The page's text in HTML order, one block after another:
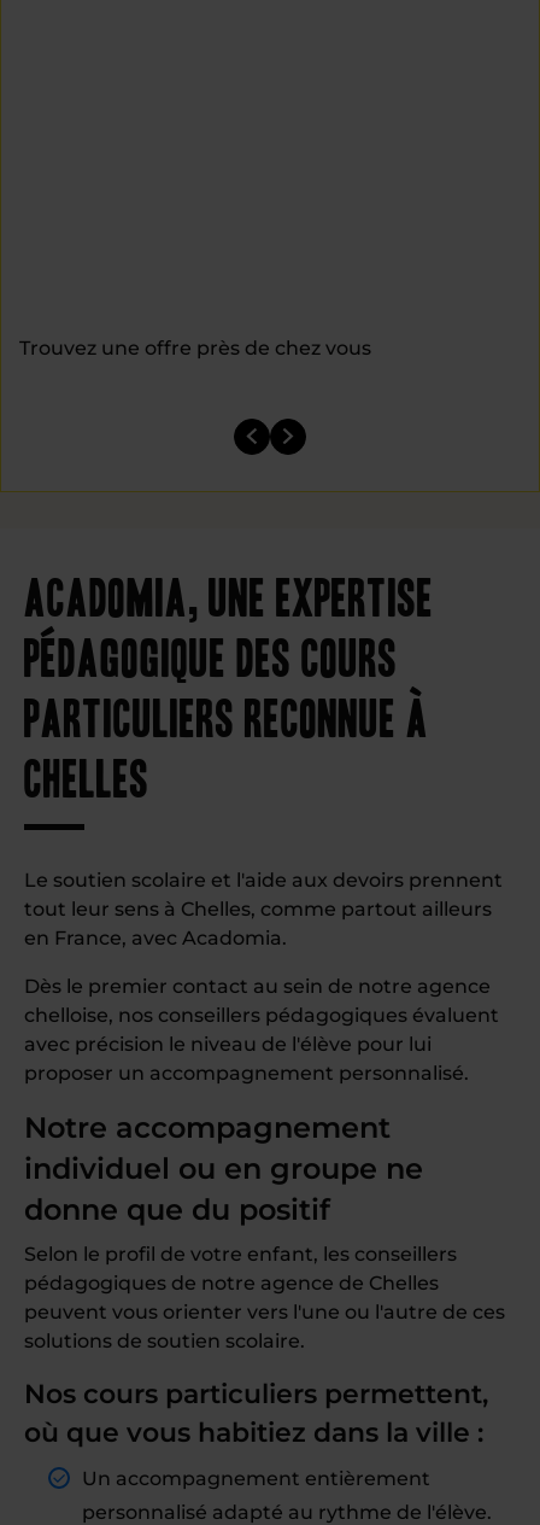
Trouvez une offre près de chez vous
Acadomia, une expertise
pédagogique des cours
particuliers reconnue à
Chelles
Le soutien scolaire et l'aide aux devoirs prennent
tout leur sens à Chelles, comme partout ailleurs
en France, avec Acadomia.
Dès le premier contact au sein de notre agence
chelloise, nos conseillers pédagogiques évaluent
avec précision le niveau de l'élève pour lui
proposer un accompagnement personnalisé.
Notre accompagnement
individuel ou en groupe ne
donne que du positif
Selon le profil de votre enfant, les conseillers
pédagogiques de notre agence de Chelles
peuvent vous orienter vers l'une ou l'autre de ces
solutions de soutien scolaire.
Nos cours particuliers permettent,
où que vous habitiez dans la ville :
Un accompagnement entièrement
personnalisé adapté au rythme de l'élève.